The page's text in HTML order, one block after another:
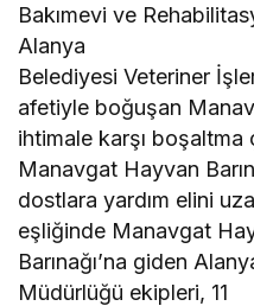
Bakımevi ve
Alanya
Belediyesi Veteriner
afetiyle boğuşan
ihtimale karşı boşaltma
Manavgat Hayvan
dostlara yardım elini
eşliğinde Manavgat
Barınağı’na giden
Müdürlüğü ekipleri, 11